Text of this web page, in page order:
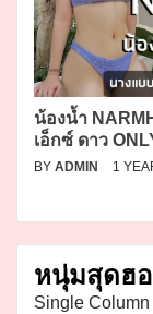
น้องน้ำ
เอ็กซ์ ดาว
BY ADMIN 1
หนุ่มสุดฮ
Single